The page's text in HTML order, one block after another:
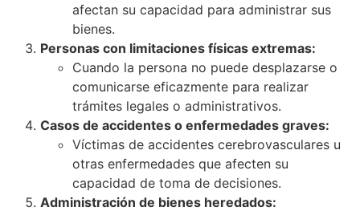
afectan su capacidad para administrar sus
bienes.
Personas con limitaciones físicas extremas:
Cuando la persona no puede desplazarse o
comunicarse eficazmente para realizar
trámites legales o administrativos.
Casos de accidentes o enfermedades graves:
Víctimas de accidentes cerebrovasculares u
otras enfermedades que afecten su
capacidad de toma de decisiones.
Administración de bienes heredados: